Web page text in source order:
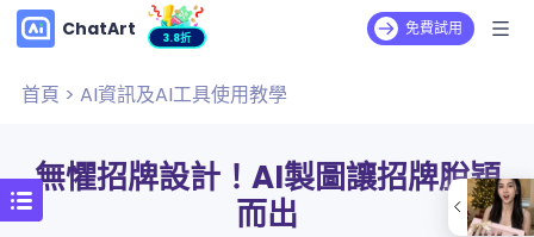
ChatArt 3.8折 免費試用
首頁 > AI資訊及AI工具使用教學
無懼招牌設計！AI製圖讓招牌脫穎
而出